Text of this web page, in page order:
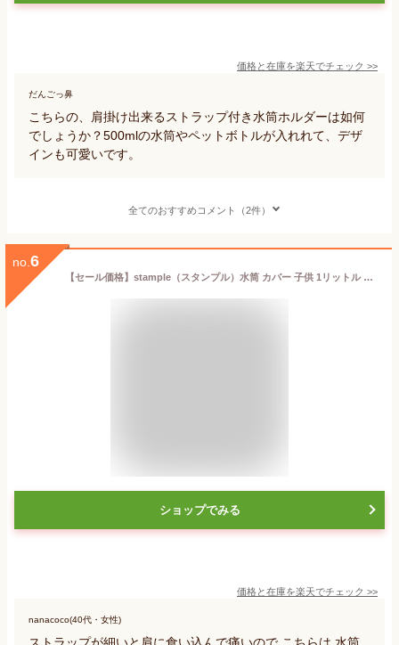
価格と在庫を楽天でチェック >>
だんごっ鼻
こちらの、肩掛け出来るストラップ付き水筒ホルダーは如何
でしょうか？500mlの水筒やペットボトルが入れれて、デザ
インも可愛いです。
全てのおすすめコメント（2件）
no. 6
【セール価格】stample（スタンプル）水筒 カバー 子供 1リットル 500ml 肩掛け キッズ 子供 おしゃれ スタンプル 熱中症対策 小学校 入園 ボトルホルダー 軽い 水筒 ショルダー 男の子 女の子 通園 お出かけ アウトドア 軽量 シンプル かわいい 春 夏 冬 e5916
ショップでみる
価格と在庫を楽天でチェック >>
nanacoco(40代・女性)